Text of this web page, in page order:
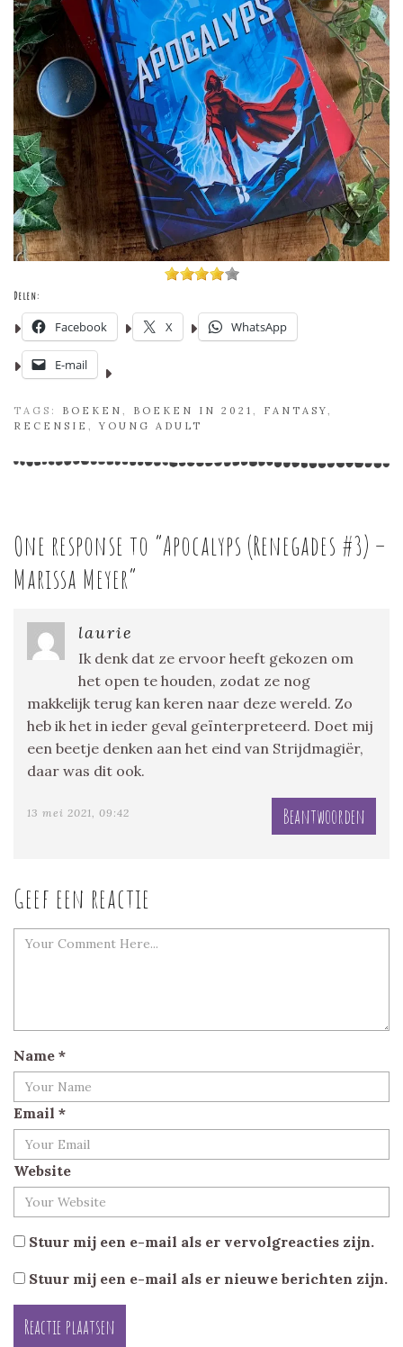
Delen:
Facebook X WhatsApp
E-mail
TAGS: BOEKEN , BOEKEN IN 2021 , FANTASY,
RECENSIE ,YOUNG ADULT
One response to “Apocalyps (Renegades #3) –
Marissa Meyer”
laurie
Ik denk dat ze ervoor heeft gekozen om
het open te houden, zodat ze nog
makkelijk terug kan keren naar deze wereld. Zo
heb ik het in ieder geval geïnterpreteerd. Doet mij
een beetje denken aan het eind van Strijdmagiër,
daar was dit ook.
13 mei 2021, 09:42 Beantwoorden
Geef een reactie
Name *
Email *
Website
Stuur mij een e-mail als er vervolgreacties zijn.
Stuur mij een e-mail als er nieuwe berichten zijn.